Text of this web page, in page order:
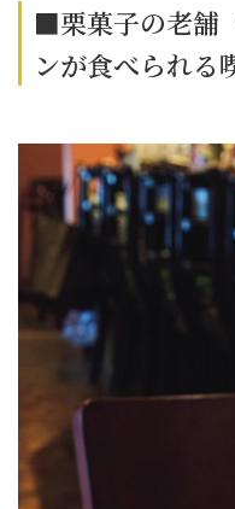
■栗菓子の老舗
ンが食べられる